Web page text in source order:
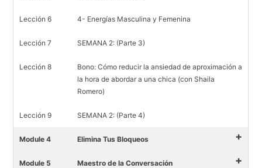
Lección 6 4- Energías Masculina y Femenina
Lección 7 SEMANA 2: (Parte 3)
Lección 8
Bono: Cómo reducir la ansiedad de aproximación a
la hora de abordar a una chica (con Shaila
Romero)
Lección 9 SEMANA 2: (Parte 4)
Module 4 Elimina Tus Bloqueos +
Module 5 Maestro de la Conversación +